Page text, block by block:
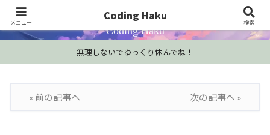
プログラミング学習・開発Tips・技術情報
Coding Haku
無理しないでゆっくり休んでね！
« 前の記事へ 次の記事へ »
メニュー
Coding Haku
検索